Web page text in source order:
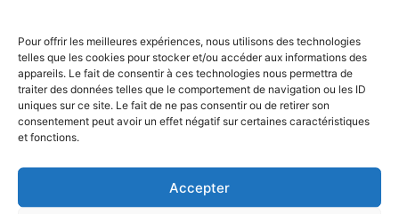
Pour offrir les meilleures expériences, nous utilisons des technologies
telles que les cookies pour stocker et/ou accéder aux informations des
appareils. Le fait de consentir à ces technologies nous permettra de
traiter des données telles que le comportement de navigation ou les ID
uniques sur ce site. Le fait de ne pas consentir ou de retirer son
consentement peut avoir un effet négatif sur certaines caractéristiques
et fonctions.
Accepter
Gestion de projets
Comment la formation
en gestion de projets
de décision ?
Par Alexandre Marteau , le 8 avril 2024 , mis à jour le 5
Rechercher
: